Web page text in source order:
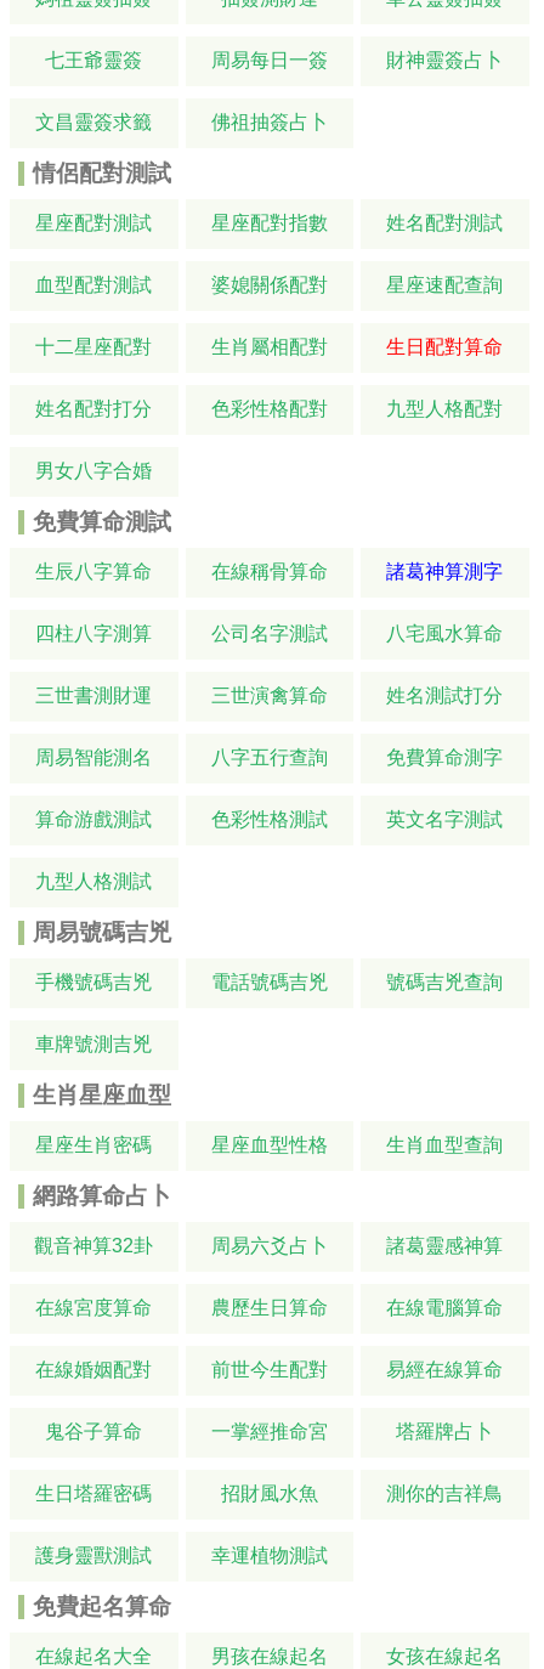
七王爺靈簽 周易每日一簽 財神靈簽占卜
文昌靈簽求籤 佛祖抽簽占卜
情侶配對測試
星座配對測試 星座配對指數 姓名配對測試
血型配對測試 婆媳關係配對 星座速配查詢
十二星座配對 生肖屬相配對 生日配對算命
姓名配對打分 色彩性格配對 九型人格配對
男女八字合婚
免費算命測試
生辰八字算命 在線稱骨算命 諸葛神算測字
四柱八字測算 公司名字測試 八宅風水算命
三世書測財運 三世演禽算命 姓名測試打分
周易智能測名 八字五行查詢 免費算命測字
算命游戲測試 色彩性格測試 英文名字測試
九型人格測試
周易號碼吉兇
手機號碼吉兇 電話號碼吉兇 號碼吉兇查詢
車牌號測吉兇
生肖星座血型
星座生肖密碼 星座血型性格 生肖血型查詢
網路算命占卜
觀音神算32卦 周易六爻占卜 諸葛靈感神算
在線宮度算命 農歷生日算命 在線電腦算命
在線婚姻配對 前世今生配對 易經在線算命
鬼谷子算命 一掌經推命宮 塔羅牌占卜
生日塔羅密碼 招財風水魚 測你的吉祥鳥
護身靈獸測試 幸運植物測試
免費起名算命
在線起名大全 男孩在線起名 女孩在線起名